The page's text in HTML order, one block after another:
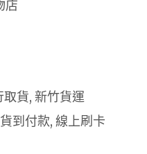
店
貨, 新竹貨運
到付款, 線上刷卡